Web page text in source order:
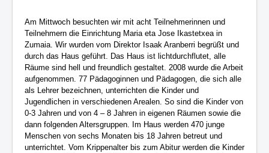
Am Mittwoch besuchten wir mit acht Teilnehmerinnen und
Teilnehmern die Einrichtung Maria eta Jose Ikastetxea in
Zumaia. Wir wurden vom Direktor Isaak Aranberri begrüßt und
durch das Haus geführt. Das Haus ist lichtdurchflutet, alle
Räume sind hell und freundlich gestaltet. 2008 wurde die Arbeit
aufgenommen. 77 Pädagoginnen und Pädagogen, die sich alle
als Lehrer bezeichnen, unterrichten die Kinder und
Jugendlichen in verschiedenen Arealen. So sind die Kinder von
0-3 Jahren und von 4 – 8 Jahren in eigenen Räumen sowie die
dann folgenden Altersgruppen. Im Haus werden 470 junge
Menschen von sechs Monaten bis 18 Jahren betreut und
unterrichtet. Vom Krippenalter bis zum Abitur werden die Kinder